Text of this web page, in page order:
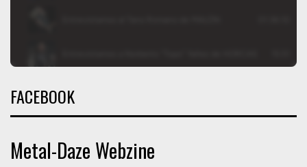
FACEBOOK
Metal-Daze Webzine